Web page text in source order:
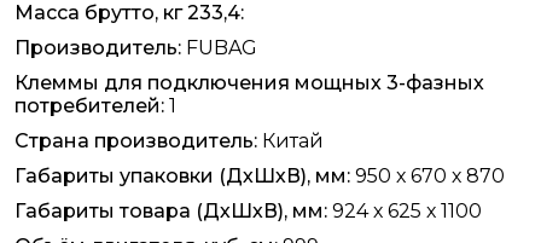
Масса брутто, кг 233,4:
Производитель: FUBAG
Клеммы для подключения мощных 3-фазных
потребителей: 1
Страна производитель: Китай
Габариты упаковки (ДхШхВ), мм: 950 х 670 х 870
Габариты товара (ДхШхВ), мм: 924 х 625 х 1100